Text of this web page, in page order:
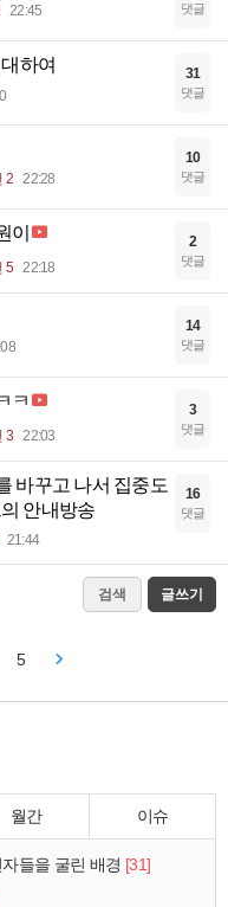
22:45 댓글
하여 31
댓글
2 22:28
10
댓글
이
5 22:18
2
댓글
14
댓글
ㅋ
3 22:03
3
댓글
바꾸고 나서 집중도
안내방송
21:44
16
댓글
검색 글쓰기
5
월간 이슈
들을 굴린 배경 [31]